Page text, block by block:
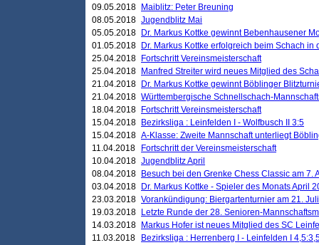
09.05.2018
Maiblitz: Peter Breuning
08.05.2018 Jugendblitz Mai
05.05.2018
Dr. Markus Kottke gewinnt Bebenhausener
01.05.2018
Dr. Markus Kottke erfolgreich beim Schach
25.04.2018
Fortschritt Vereinsmeisterschaft
25.04.2018
Manfred Streiter wird neues Mitglied des
21.04.2018
Dr. Markus Kottke gewinnt Böblinger
21.04.2018 Württembergische Schnellschach-
18.04.2018
Fortschritt Vereinsmeisterschaft
15.04.2018
Bezirksliga : Leinfelden I - Wolfbusch II 3:5
15.04.2018 A-Klasse: Zweite Mannschaft unterliegt
11.04.2018
Fortschritt der Vereinsmeisterschaft
10.04.2018 Jugendblitz April
08.04.2018
Besuch bei den Grenke Chess Classic am 7.
03.04.2018
Dr. Markus Kottke - Spieler des Monats April
23.03.2018 Vorankündigung: Biergartenturnier am 21.
19.03.2018
Letzte Runde der 28. Senioren-
14.03.2018
Markus Hofer ist neues Mitglied des SC
11.03.2018
Bezirksliga : Herrenberg I - Leinfelden I